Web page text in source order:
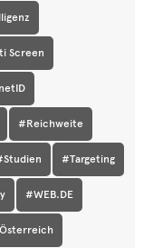
Screen
#Reichweite
#Targeting
#WEB.DE